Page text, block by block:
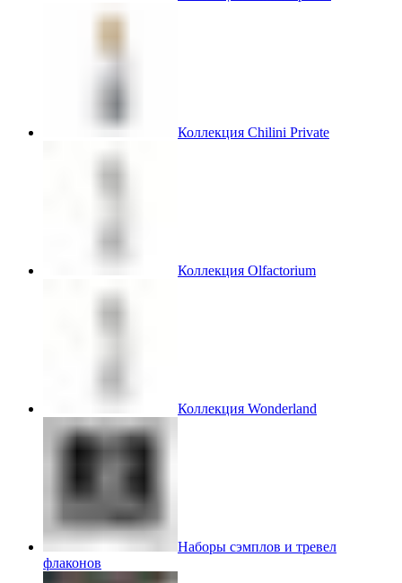
Коллекция Chilini Private
Коллекция Olfactorium
Коллекция Wonderland
Наборы сэмплов и тревел
флаконов